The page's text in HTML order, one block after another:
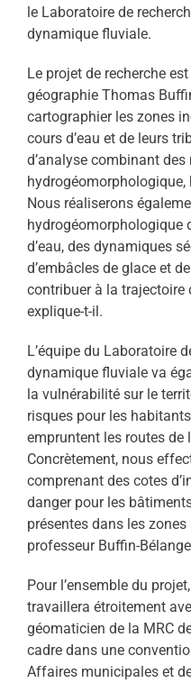
le Laboratoire de
dynamique fluviale.
Le projet de recherche
géographie Thomas
cartographier les zones
cours d’eau et de leurs
d’analyse combinant des
Nous réaliserons
hydrogéomorphologique
d’eau, des dynamiques
d’embâcles de glace et
contribuer à la trajectoire
explique-t-il.
L’équipe du Laboratoire
dynamique fluviale va
la vulnérabilité sur le
risques pour les
empruntent les routes de
Concrètement, nous
comprenant des cotes
danger pour les
présentes dans les
professeur Buffin-
Pour l’ensemble du
travaillera étroitement
géomaticien de la MRC
cadre dans une
Affaires municipales et